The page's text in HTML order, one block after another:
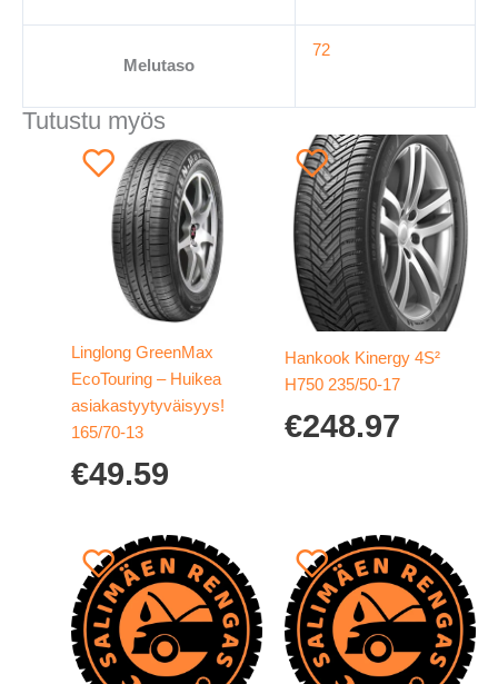
Melutaso
72
Tutustu myös
Linglong GreenMax
EcoTouring – Huikea
asiakastyytyväisyys!
165/70-13
€49.59
Hankook Kinergy 4S²
H750 235/50-17
€248.97